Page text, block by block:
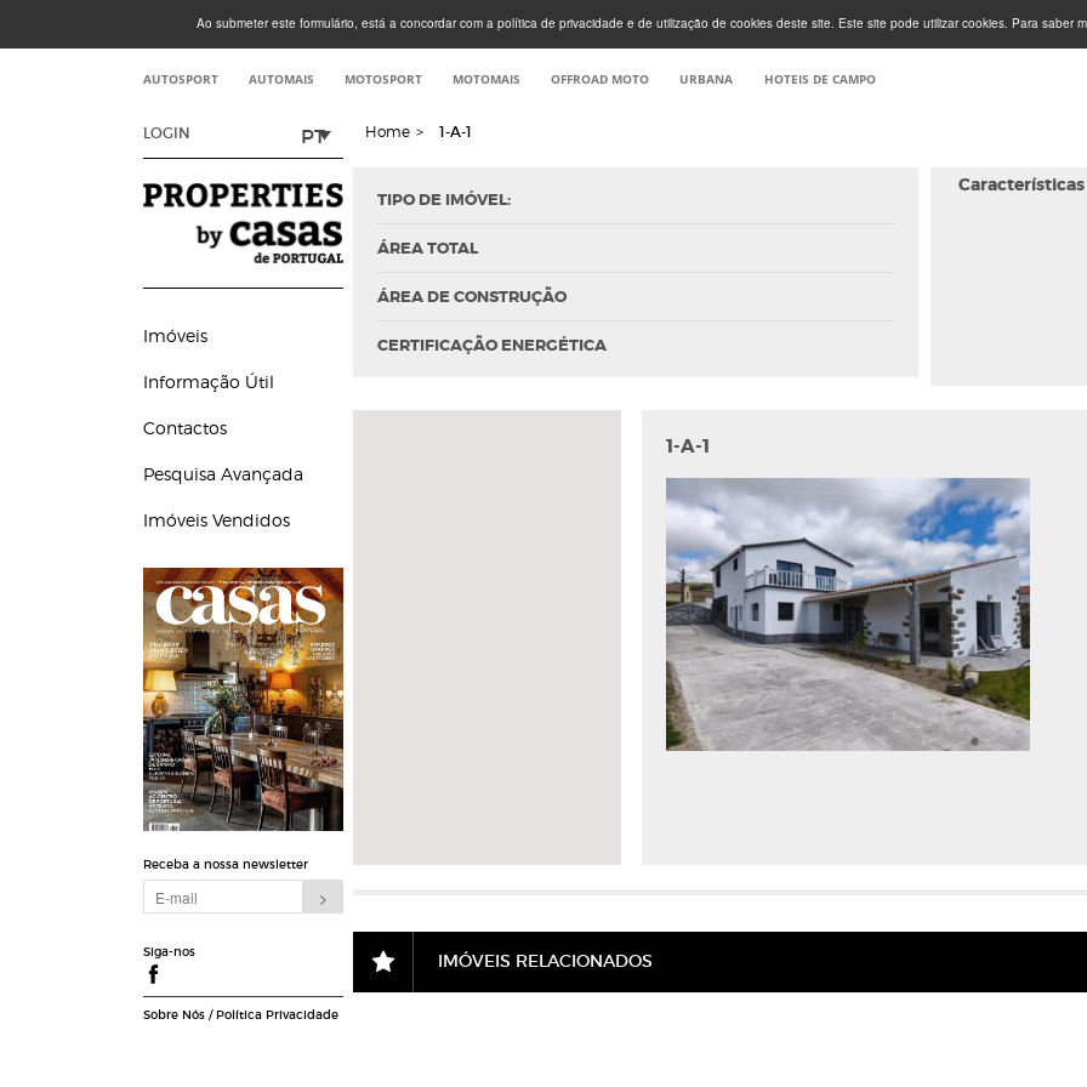
Ao submeter este formulário, está a concordar com a política de privacidade e de utilização de cookies deste site. Este site pode utilizar cookies. Para saber
AUTOSPORT AUTOMAIS MOTOSPORT MOTOMAIS OFFROAD MOTO URBANA HOTEIS DE CAMPO
LOGIN PT
Imóveis
Informação Útil
Contactos
Pesquisa Avançada
Imóveis Vendidos
Receba a nossa newsletter
Siga-nos
Sobre Nós/ Política Privacidade
Home > 1-A-1
TIPO DE IMÓVEL:
ÁREA TOTAL
ÁREA DE CONSTRUÇÃO
CERTIFICAÇÃO ENERGÉTICA
Características
1-A-1
IMÓVEIS RELACIONADOS